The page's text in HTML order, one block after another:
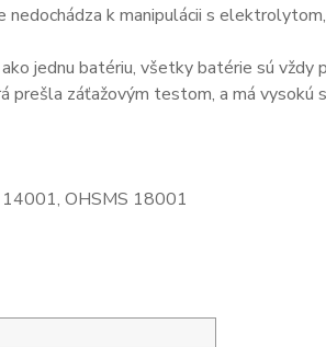
nedochádza k manipulácii s
jednu batériu, všetky batérie sú vždy
prešla záťažovým testom, a má vysokú
OHSMS 18001